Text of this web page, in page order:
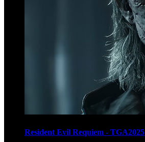
Resident Evil Requiem - TGA2025